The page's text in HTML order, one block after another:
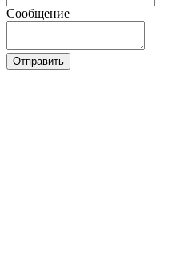
Сообщение
Отправить